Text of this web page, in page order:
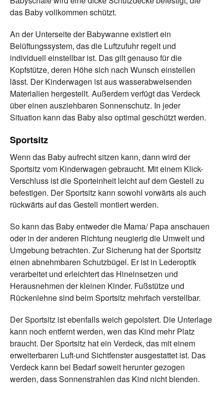
das Baby vollkommen schützt.
An der Unterseite der Babywanne existiert ein
Belüftungssystem, das die Luftzufuhr regelt und
individuell einstellbar ist. Das gilt genauso für die
Kopfstütze, deren Höhe sich nach Wunsch einstellen
lässt. Der Kinderwagen ist aus wasserabweisenden
Materialien hergestellt. Außerdem verfügt das Verdeck
über einen ausziehbaren Sonnenschutz. In jeder
Situation kann das Baby also optimal geschützt werden.
Sportsitz
Wenn das Baby aufrecht sitzen kann, dann wird der
Sportsitz vom Kinderwagen gebraucht. Mit einem Klick-
Verschluss ist die Sporteinheit leicht auf dem Gestell zu
befestigen. Der Sportsitz kann sowohl vorwärts als auch
rückwärts auf das Gestell montiert werden.
So kann das Baby entweder die Mama/ Papa anschauen
oder in der anderen Richtung neugierig die Umwelt und
Umgebung betrachten. Zur Sicherung hat der Sportsitz
einen abnehmbaren Schutzbügel. Er ist in Lederoptik
verarbeitet und erleichtert das Hineinsetzen und
Herausnehmen der kleinen Kinder. Fußstütze und
Rückenlehne sind beim Sportsitz mehrfach verstellbar.
Der Sportsitz ist ebenfalls weich gepolstert. Die Unterlage
kann noch entfernt werden, wen das Kind mehr Platz
braucht. Der Sportsitz hat ein Verdeck, das mit einem
erweiterbaren Luft-und Sichtfenster ausgestattet ist. Das
Verdeck kann bei Bedarf soweit herunter gezogen
werden, dass Sonnenstrahlen das Kind nicht blenden.